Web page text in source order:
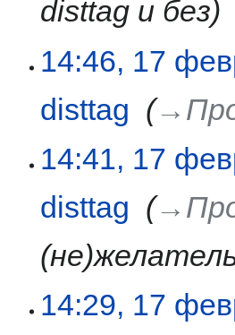
disttag и без
14:46, 17
disttag
14:41, 17
disttag
14:29, 17